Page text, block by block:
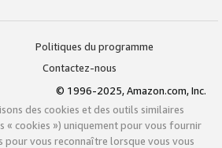
Politiques du programme
Contactez-nous
© 1996-2025, Amazon.com, Inc.
des cookies et des outils similaires
« cookies ») uniquement pour vous fournir
pour vous reconnaître lorsque vous vous